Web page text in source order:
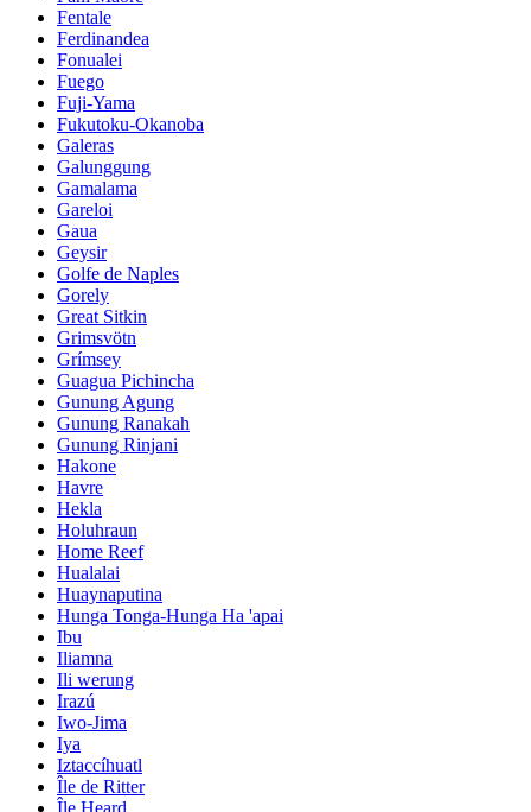
Fentale
Ferdinandea
Fonualei
Fuego
Fuji-Yama
Fukutoku-Okanoba
Galeras
Galunggung
Gamalama
Gareloi
Gaua
Geysir
Golfe de Naples
Gorely
Great Sitkin
Grimsvötn
Grímsey
Guagua Pichincha
Gunung Agung
Gunung Ranakah
Gunung Rinjani
Hakone
Havre
Hekla
Holuhraun
Home Reef
Hualalai
Huaynaputina
Hunga Tonga-Hunga Ha 'apai
Ibu
Iliamna
Ili werung
Irazú
Iwo-Jima
Iya
Iztaccíhuatl
Île de Ritter